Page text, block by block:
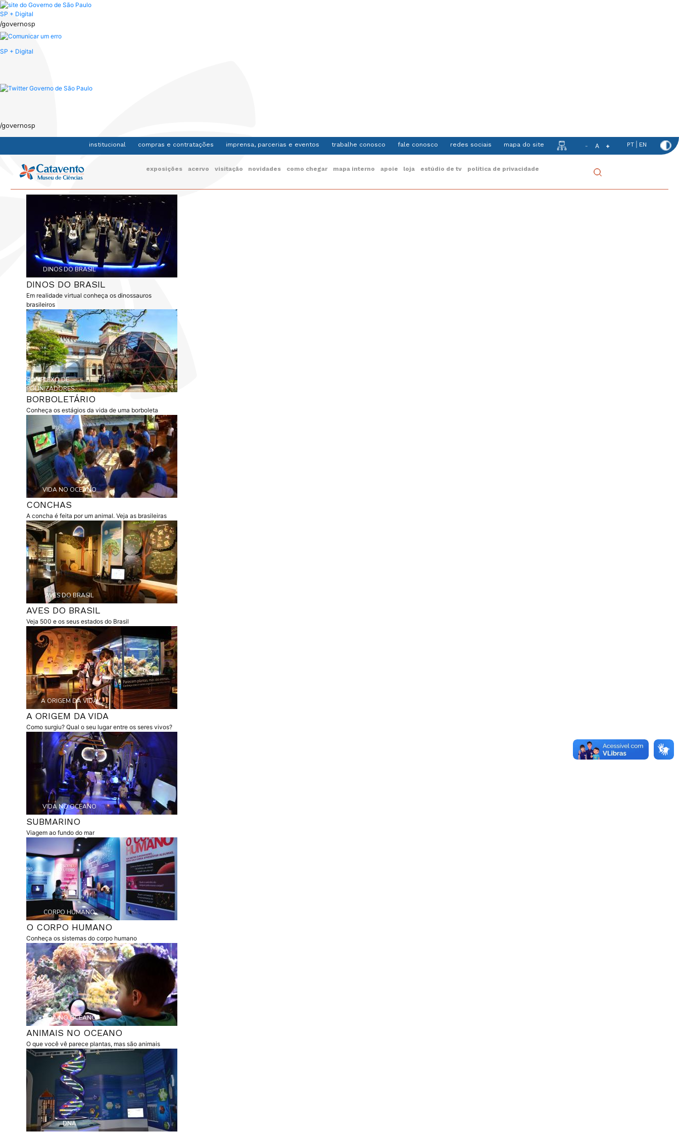
Skip
to
main
content
SP + Digital
/governosp
SP + Digital
/governosp
institucional compras e contratações imprensa, parcerias e eventos trabalhe conosco fale conosco redes sociais mapa do site - A + PT EN
Navegação
principal
exposições acervo visitação novidades como chegar mapa interno apoie loja estúdio de tv política de privacidade
Etiqueta
DINOS DO BRASIL
DINOS DO BRASIL
resumo
Em realidade virtual conheça os dinossauros
brasileiros
capa
Etiqueta
COMPLEXO DE
POLINIZADORES
BORBOLETÁRIO
resumo
Conheça os estágios da vida de uma borboleta
Etiqueta
VIDA NO OCEANO
CONCHAS
resumo
A concha é feita por um animal. Veja as brasileiras
capa
Etiqueta
AVES DO BRASIL
AVES DO BRASIL
resumo
Veja 500 e os seus estados do Brasil
capa
Etiqueta
A ORIGEM DA VIDA
A ORIGEM DA VIDA
resumo
Como surgiu? Qual o seu lugar entre os seres vivos?
Etiqueta
VIDA NO OCEANO
SUBMARINO
resumo
Viagem ao fundo do mar
Etiqueta
CORPO HUMANO
O CORPO HUMANO
resumo
Conheça os sistemas do corpo humano
capa
Etiqueta
VIDA NO OCEANO
ANIMAIS NO OCEANO
resumo
O que você vê parece plantas, mas são animais
capa
Etiqueta
DNA